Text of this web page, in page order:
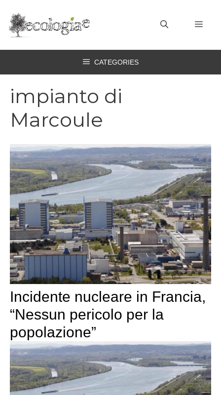
contenuto
CATEGORIES
impianto di
Marcoule
Incidente nucleare in Francia,
“Nessun pericolo per la
popolazione”